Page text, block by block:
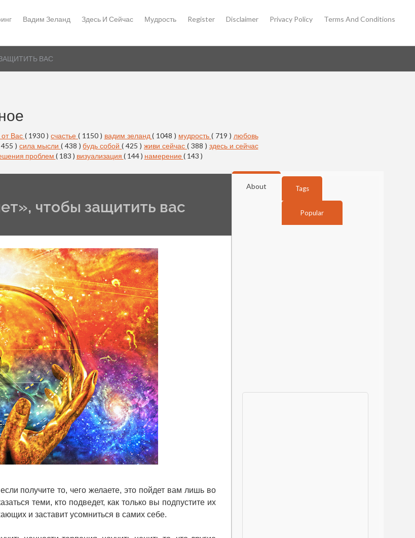
Вадим Зеланд Здесь И Сейчас Мудрость Register Disclaimer Privacy Policy Terms And Conditions
ВАС
от Вас ( 1930 )счастье ( 1150 ) вадим зеланд( 1048 ) мудрость ( 719 ) любовь
) сила мысли ( 438 )будь собой( 425 )живи сейчас ( 388 ) здесь и сейчас
проблем ( 183 ) визуализация ( 144 ) намерение( 143 )
чтобы защитить вас
получите то, чего желаете, это пойдет вам лишь во
теми, кто подведет, как только вы подпустите их
и заставит усомниться в самих себе.
About Tags
Popular